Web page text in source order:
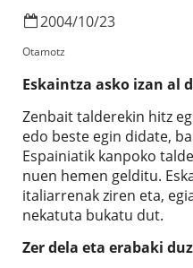
2004/10/23
Otamotz
Eskaintza asko izan al
Zenbait talderekin hitz
edo beste egin didate,
Espainiatik kanpoko
nuen hemen gelditu.
italiarrenak ziren eta,
nekatuta bukatu dut.
Zer dela eta erabaki